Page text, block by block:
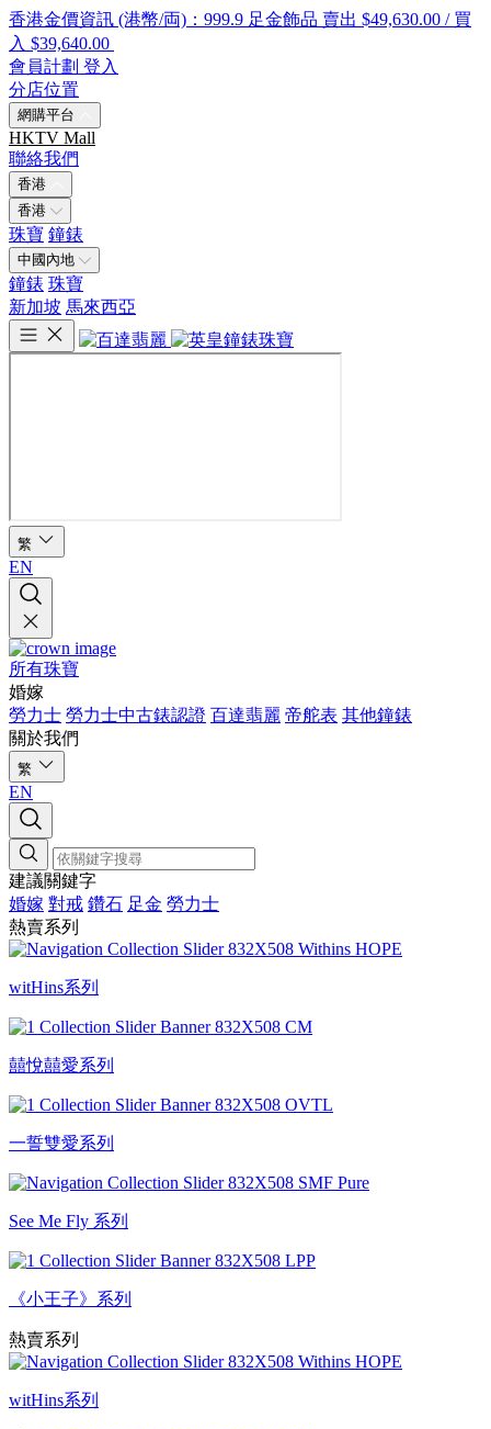
香港金價資訊 (港幣/両)：999.9 足金飾品 賣出 $49,630.00 / 買
入 $39,640.00
會員計劃 登入
分店位置
網購平台
HKTV Mall
聯絡我們
香港
香港
珠寶 鐘錶
中國內地
鐘錶 珠寶
新加坡 馬來西亞
繁
EN
所有珠寶
婚嫁
勞力士 勞力士中古錶認證 百達翡麗 帝舵表 其他鐘錶
關於我們
繁
EN
建議關鍵字
婚嫁 對戒 鑽石 足金 勞力士
熱賣系列
witHins系列
囍悅囍愛系列
一誓雙愛系列
See Me Fly 系列
《小王子》系列
熱賣系列
witHins系列